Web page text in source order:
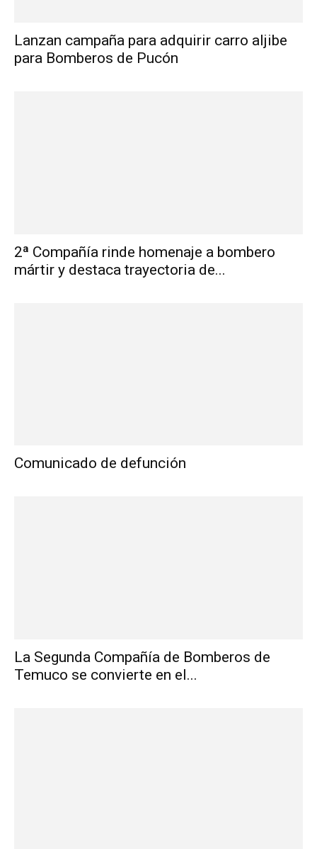
Lanzan campaña para adquirir carro aljibe
para Bomberos de Pucón
2ª Compañía rinde homenaje a bombero
mártir y destaca trayectoria de...
Comunicado de defunción
La Segunda Compañía de Bomberos de
Temuco se convierte en el...